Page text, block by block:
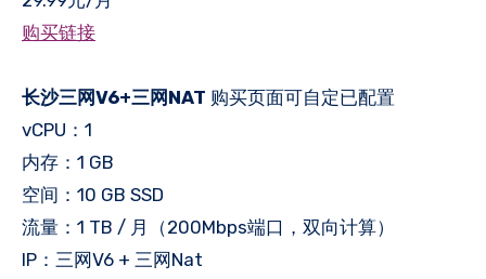
购买链接
长沙三网V6+三网NAT 购买页面可自定已配置
vCPU：1
内存：1 GB
空间：10 GB SSD
流量：1 TB / 月（200Mbps端口，双向计算）
IP：三网V6 + 三网Nat